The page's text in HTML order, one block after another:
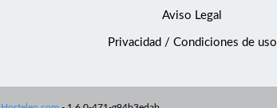
Aviso Legal
Privacidad / Condiciones de uso